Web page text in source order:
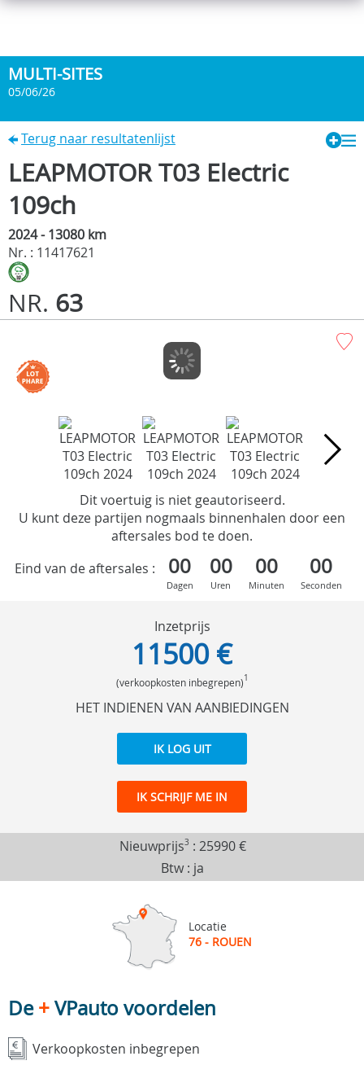
MULTI-SITES
05/06/26
Terug naar resultatenlijst
LEAPMOTOR T03 Electric
109ch
2024 - 13080 km
Nr. : 11417621
NR. 63
Dit voertuig is niet geautoriseerd.
U kunt deze partijen nogmaals binnenhalen door een
aftersales bod te doen.
Eind van de aftersales :
00
Dagen
00
Uren
00
Minuten
00
Seconden
Inzetprijs
11500 €
(verkoopkosten inbegrepen)1
HET INDIENEN VAN AANBIEDINGEN
IK LOG UIT
IK SCHRIJF ME IN
Nieuwprijs3 :25990 €
Btw : ja
Locatie
76 - ROUEN
De+VPauto voordelen
Verkoopkosten inbegrepen